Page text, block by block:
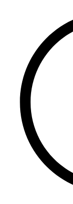
3 noites · de Lisboa
Desde
657 €